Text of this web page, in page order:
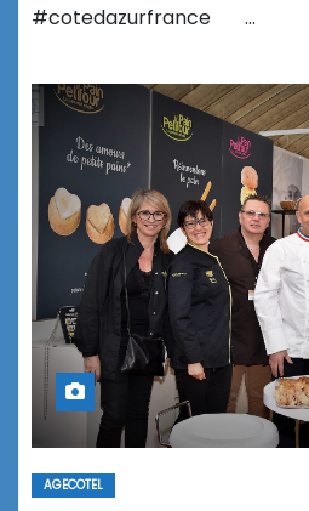
#cotedazurfrance …
AGECOTEL